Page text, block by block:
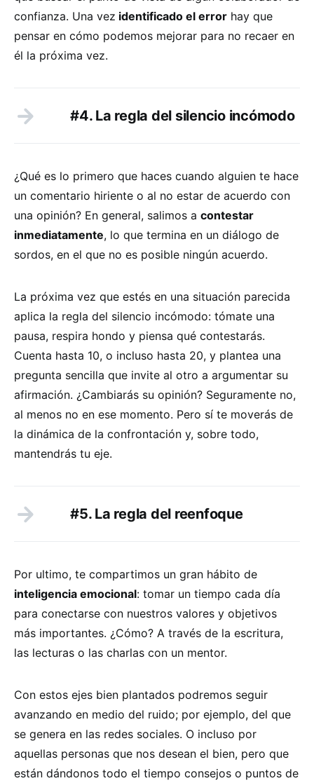
confianza. Una vez identificado el error hay que
pensar en cómo podemos mejorar para no recaer en
él la próxima vez.
#4. La regla del silencio incómodo
¿Qué es lo primero que haces cuando alguien te hace
un comentario hiriente o al no estar de acuerdo con
una opinión? En general, salimos a contestar
inmediatamente, lo que termina en un diálogo de
sordos, en el que no es posible ningún acuerdo.
La próxima vez que estés en una situación parecida
aplica la regla del silencio incómodo: tómate una
pausa, respira hondo y piensa qué contestarás.
Cuenta hasta 10, o incluso hasta 20, y plantea una
pregunta sencilla que invite al otro a argumentar su
afirmación. ¿Cambiarás su opinión? Seguramente no,
al menos no en ese momento. Pero sí te moverás de
la dinámica de la confrontación y, sobre todo,
mantendrás tu eje.
#5. La regla del reenfoque
Por ultimo, te compartimos un gran hábito de
inteligencia emocional: tomar un tiempo cada día
para conectarse con nuestros valores y objetivos
más importantes. ¿Cómo? A través de la escritura,
las lecturas o las charlas con un mentor.
Con estos ejes bien plantados podremos seguir
avanzando en medio del ruido; por ejemplo, del que
se genera en las redes sociales. O incluso por
aquellas personas que nos desean el bien, pero que
están dándonos todo el tiempo consejos o puntos de